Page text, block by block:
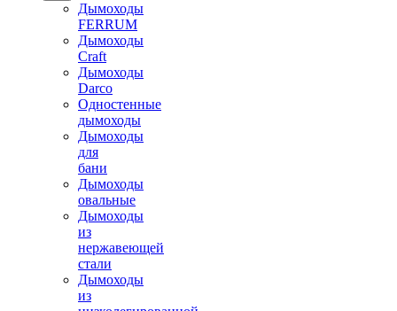
Дымоходы
FERRUM
Дымоходы
Craft
Дымоходы
Darco
Одностенные
дымоходы
Дымоходы
для
бани
Дымоходы
овальные
Дымоходы
из
нержавеющей
стали
Дымоходы
из